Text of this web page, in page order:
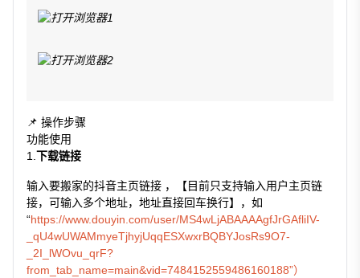
📌 操作步骤
功能使用
1. 下载链接
输入要搬家的抖音主页链接 ，【目前只支持输入用户主页链
接，可输入多个地址，地址直接回车换行】，如
“https://www.douyin.com/user/MS4wLjABAAAAgfJrGAfliIV-
_qU4wUWAMmyeTjhyjUqqESXwxrBQBYJosRs9O7-
_2I_lWOvu_qrF?
from_tab_name=main&vid=7484152559486160188”）